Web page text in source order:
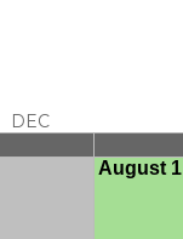
DEC
August 1